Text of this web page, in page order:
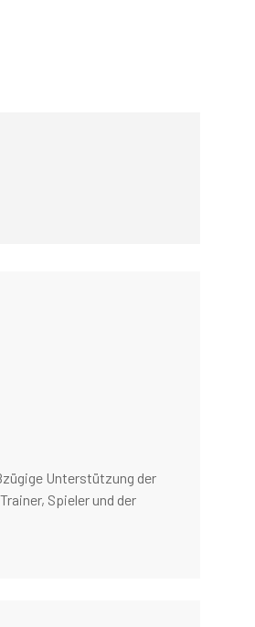
Unterstützung der
Spieler und der